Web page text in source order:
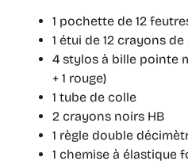
1 pochette de 12
1 étui de 12 crayons
4 stylos à bille pointe
+ 1 rouge)
1 tube de colle
2 crayons noirs HB
1 règle double
1 chemise à élastique